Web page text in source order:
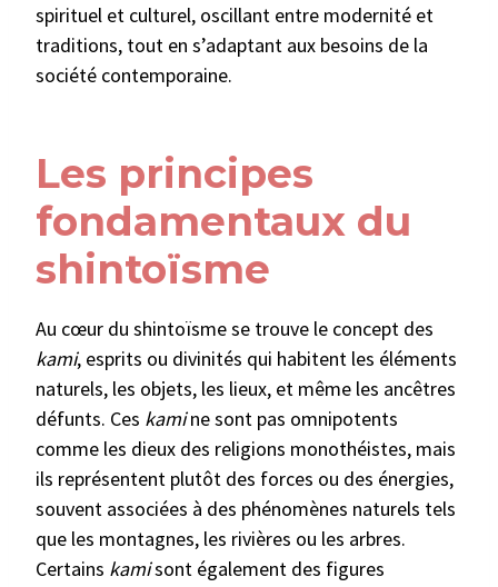
spirituel et culturel, oscillant entre modernité et
traditions, tout en s’adaptant aux besoins de la
société contemporaine.
Les principes
fondamentaux du
shintoïsme
Au cœur du shintoïsme se trouve le concept des
kami, esprits ou divinités qui habitent les éléments
naturels, les objets, les lieux, et même les ancêtres
défunts. Ces kamine sont pas omnipotents
comme les dieux des religions monothéistes, mais
ils représentent plutôt des forces ou des énergies,
souvent associées à des phénomènes naturels tels
que les montagnes, les rivières ou les arbres.
Certains kamisont également des figures